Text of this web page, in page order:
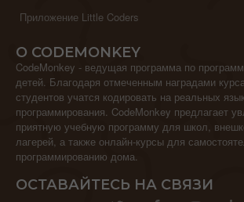
Приложение Little Coders
О CODEMONKEY
CodeMonkey - ведущая программа по
детей. Благодаря отмеченным наградами
студентов учатся кодировать на реальных
программирования. CodeMonkey предлагает
приятную учебную программу для школ,
лагерей, а также онлайн-курсы для
программированию дома.
ОСТАВАЙТЕСЬ НА СВЯЗИ